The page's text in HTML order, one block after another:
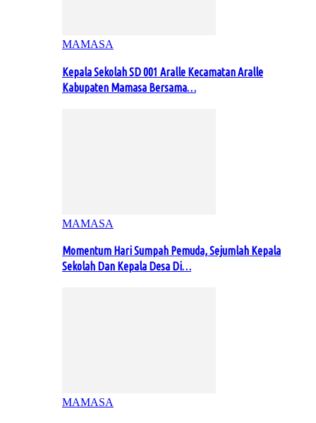
MAMASA
Kepala Sekolah SD 001 Aralle Kecamatan Aralle
Kabupaten Mamasa Bersama…
MAMASA
Momentum Hari Sumpah Pemuda, Sejumlah Kepala
Sekolah Dan Kepala Desa Di…
MAMASA